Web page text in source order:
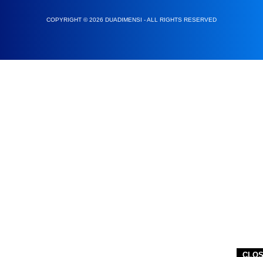
COPYRIGHT © 2026 DUADIMENSI - ALL RIGHTS RESERVED